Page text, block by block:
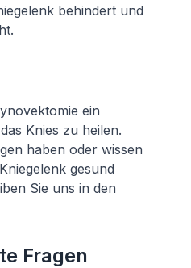
behindert und
ein
Knies zu heilen.
haben oder wissen
gesund
Sie uns in den
Fragen